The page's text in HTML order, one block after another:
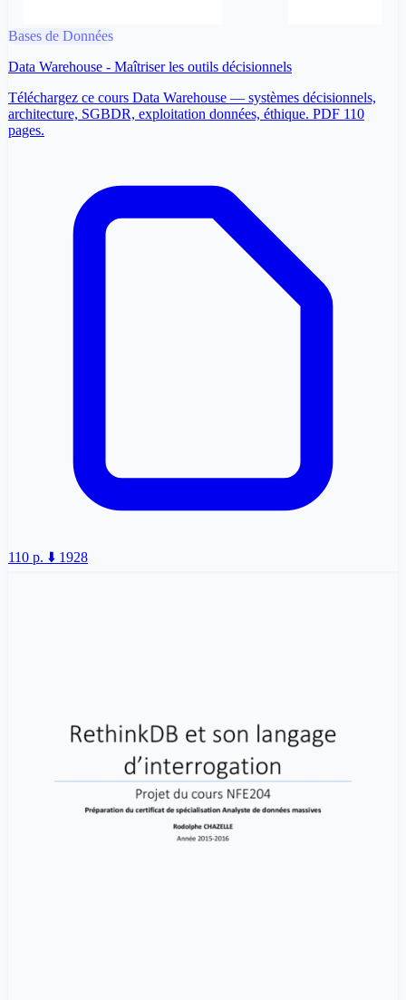
Bases de Données
Data Warehouse - Maîtriser les outils décisionnels
Téléchargez ce cours Data Warehouse — systèmes décisionnels,
architecture, SGBDR, exploitation données, éthique. PDF 110
pages.
110 p. ⬇️ 1928